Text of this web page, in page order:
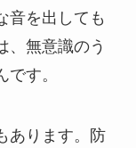
音を出しても
、無意識のう
す。
あります。防